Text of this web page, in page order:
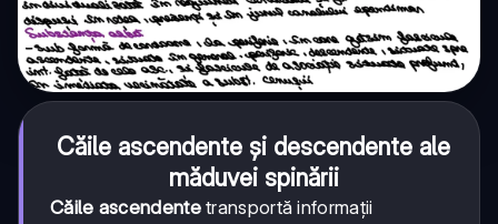
Căile ascendente și descendente ale
măduvei spinării
Căile ascendentetransportă informații